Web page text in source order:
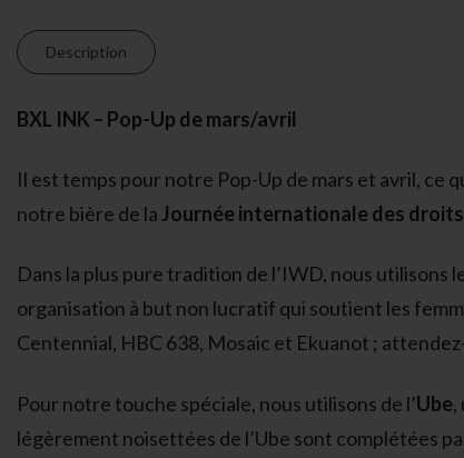
Description
BXL INK – Pop-Up de mars/avril
Il est temps pour notre Pop-Up de mars et avril, ce
notre bière de laJournée internationale des
Dans la plus pure tradition de l’IWD, nous utilisons
organisation à but non lucratif qui soutient les
Centennial, HBC 638, Mosaic et Ekuanot ;
Pour notre touche spéciale, nous utilisons de l’Ube,
légèrement noisettées de l’Ube sont complétées